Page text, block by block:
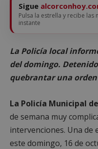
Sigue
Pulsa la estrella y recibe las
instante
La Policía local
del domingo.
quebrantar una
La Policía Municipal
de semana muy
intervenciones. Una de
este domingo, 16 de